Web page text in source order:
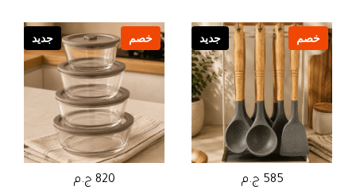
خصم جديد
585 ج.م
خصم جديد
820 ج.م